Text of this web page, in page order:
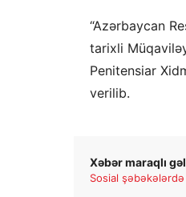
“Azərbaycan
tarixli
Penitensiar
verilib.
Xəbər maraqlı
Sosial şəbəkələrdə